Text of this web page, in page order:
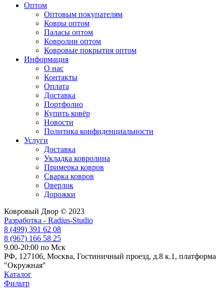
Оптом
Оптовым покупателям
Ковры оптом
Паласы оптом
Ковролин оптом
Ковровые покрытия оптом
Информация
О нас
Контакты
Оплата
Доставка
Портфолио
Купить ковёр
Новости
Политика конфиденциальности
Услуги
Доставка
Укладка ковролина
Примерка ковров
Сварка ковров
Оверлок
Дорожки
Ковровый Двор © 2023
Разработка - Radius-Studio
8 (499) 391 62 08
8 (967) 166 58 25
9.00-20:00 по Мск
РФ, 127106, Москва, Гостиничный проезд, д.8 к.1, платформа
"Окружная"
Каталог
Фильтр